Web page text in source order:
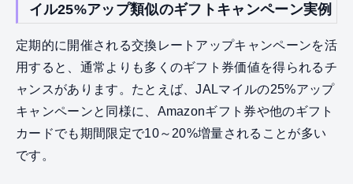
イル25%アップ類似のギフトキャンペーン実例
定期的に開催される交換レートアップキャンペーンを活
用すると、通常よりも多くのギフト券価値を得られるチ
ャンスがあります。たとえば、JALマイルの25%アップ
キャンペーンと同様に、Amazonギフト券や他のギフト
カードでも期間限定で10～20%増量されることが多い
です。